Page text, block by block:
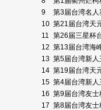
9
第3届台湾名人
10 第21届台湾天
11 第26届三星杯
12 第13届台湾海
13 第5届台湾新人
14 第19届台湾天
15 第4届台湾新人
16 第9届台湾友士
17 第8届台湾友士